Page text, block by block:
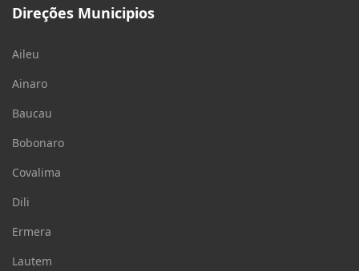
Direções Municipios
Aileu
Ainaro
Baucau
Bobonaro
Covalima
Dili
Ermera
Lautem